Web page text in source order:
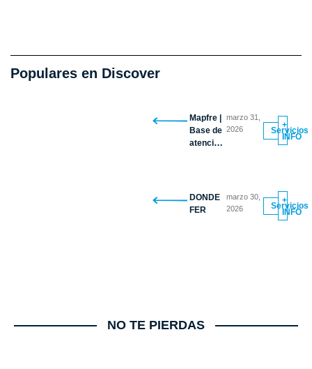
Populares en Discover
Mapfre |
Base de
atención
marzo 31,
2026
Servicios
+
INFO
DONDE
FER
marzo 30,
2026
Servicios
+
INFO
NO TE PIERDAS